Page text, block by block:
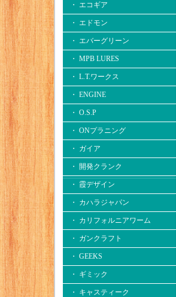
・ エコギア
・ エドモン
・ エバーグリーン
・ MPB LURES
・ L.T.ワークス
・ ENGINE
・ O.S.P
・ ONプラニング
・ ガイア
・ 開発クランク
・ 霞デザイン
・ カハラジャパン
・ カリフォルニアワーム
・ ガンクラフト
・ GEEKS
・ ギミック
・ キャスティーク